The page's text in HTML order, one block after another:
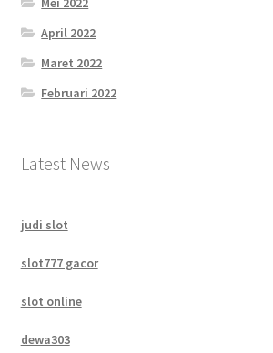
April 2022
Maret 2022
Februari 2022
Latest News
judi slot
slot777 gacor
slot online
dewa303